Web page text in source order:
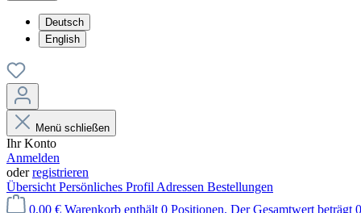
Deutsch
English
Menü schließen
Ihr Konto
Anmelden
oderregistrieren
Übersicht Persönliches Profil Adressen Bestellungen
0,00 € Warenkorb enthält 0 Positionen. Der Gesamtwert beträgt